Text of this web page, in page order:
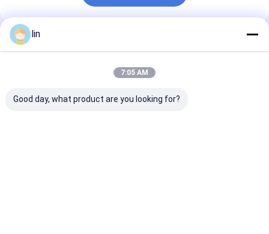
推薦されたプロダクト
lin
7:05 AM
Good day, what product are you looking for?